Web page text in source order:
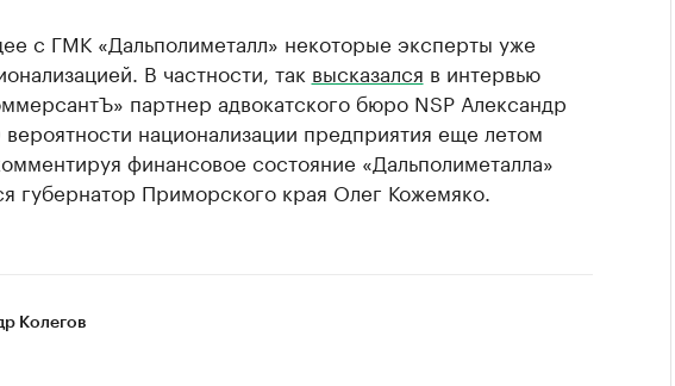
с ГМК «Дальполиметалл» некоторые эксперты уже
В частности, так высказался в интервью
партнер адвокатского бюро NSP Александр
национализации предприятия еще летом
финансовое состояние «Дальполиметалла»
губернатор Приморского края Олег Кожемяко.
Колегов